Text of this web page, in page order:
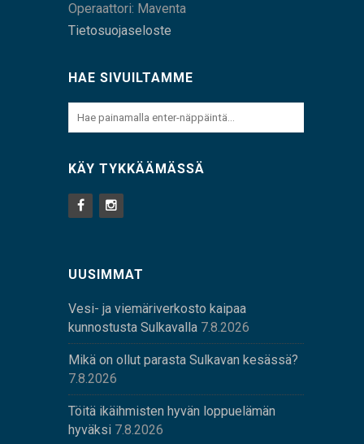
Operaattori: Maventa
Tietosuojaseloste
HAE SIVUILTAMME
KÄY TYKKÄÄMÄSSÄ
UUSIMMAT
Vesi- ja viemäriverkosto kaipaa
kunnostusta Sulkavalla 7.8.2026
Mikä on ollut parasta Sulkavan kesässä?
7.8.2026
Töitä ikäihmisten hyvän loppuelämän
hyväksi 7.8.2026